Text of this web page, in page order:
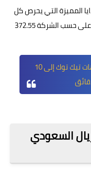
المميزة التي يحرص كل
شخص بالحصول عليها، حيث يبلغ سعرها على حسب الشركة 372.55
زيادة مدة فيديوهات تيك توك إلى 10
السعودي